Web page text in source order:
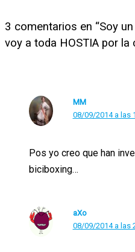
3 comentarios en “Soy
voy a toda HOSTIA por la
MM
08/09/2014 a las
Pos yo creo que han
biciboxing…
aXo
08/09/2014 a las